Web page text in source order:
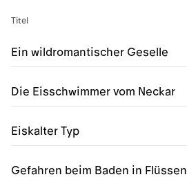
Titel
Ein wildromantischer Geselle
Die Eisschwimmer vom Neckar
Eiskalter Typ
Gefahren beim Baden in Flüssen